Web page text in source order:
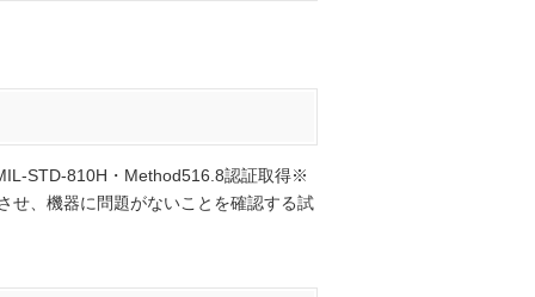
STD-810H・Method516.8認証取得※
せ、機器に問題がないことを確認する試